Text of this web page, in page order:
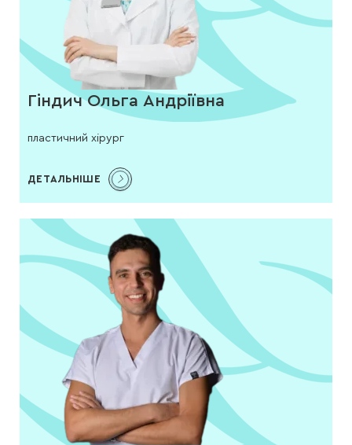
Гіндич Ольга Андріївна
пластичний хірург
ДЕТАЛЬНІШЕ